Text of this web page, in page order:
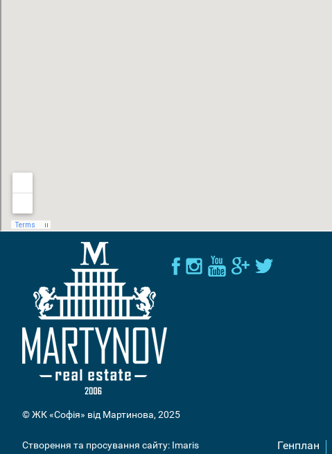
© ЖК «Софія» від Мартинова, 2025
Створення та просування сайту: Imaris Генплан